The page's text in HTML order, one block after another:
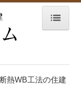
熱WB工法の住建